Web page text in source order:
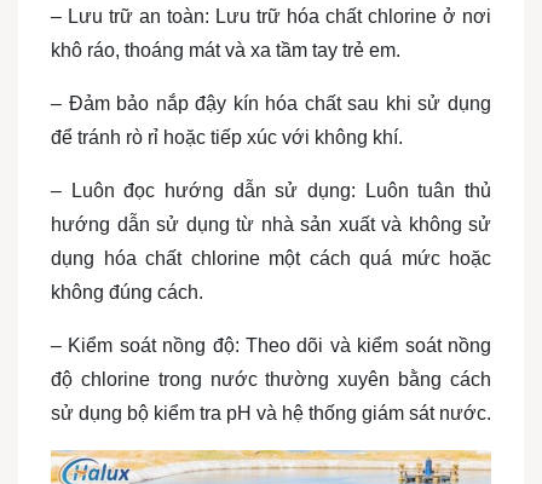
– Lưu trữ an toàn: Lưu trữ hóa chất chlorine ở nơi
khô ráo, thoáng mát và xa tầm tay trẻ em.
– Đảm bảo nắp đậy kín hóa chất sau khi sử dụng
để tránh rò rỉ hoặc tiếp xúc với không khí.
– Luôn đọc hướng dẫn sử dụng: Luôn tuân thủ
hướng dẫn sử dụng từ nhà sản xuất và không sử
dụng hóa chất chlorine một cách quá mức hoặc
không đúng cách.
– Kiểm soát nồng độ: Theo dõi và kiểm soát nồng
độ chlorine trong nước thường xuyên bằng cách
sử dụng bộ kiểm tra pH và hệ thống giám sát nước.